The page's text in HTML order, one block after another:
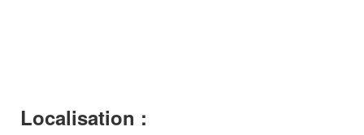
Localisation :